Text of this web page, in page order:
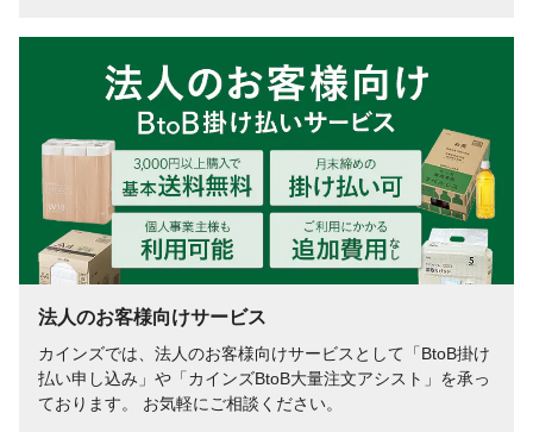
法人のお客様向けサービス
カインズでは、法人のお客様向けサービスとして「BtoB掛け
払い申し込み」や「カインズBtoB大量注文アシスト」を承っ
ております。 お気軽にご相談ください。